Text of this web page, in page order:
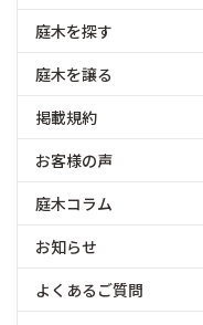
庭木を探す
庭木を譲る
掲載規約
お客様の声
庭木コラム
お知らせ
よくあるご質問